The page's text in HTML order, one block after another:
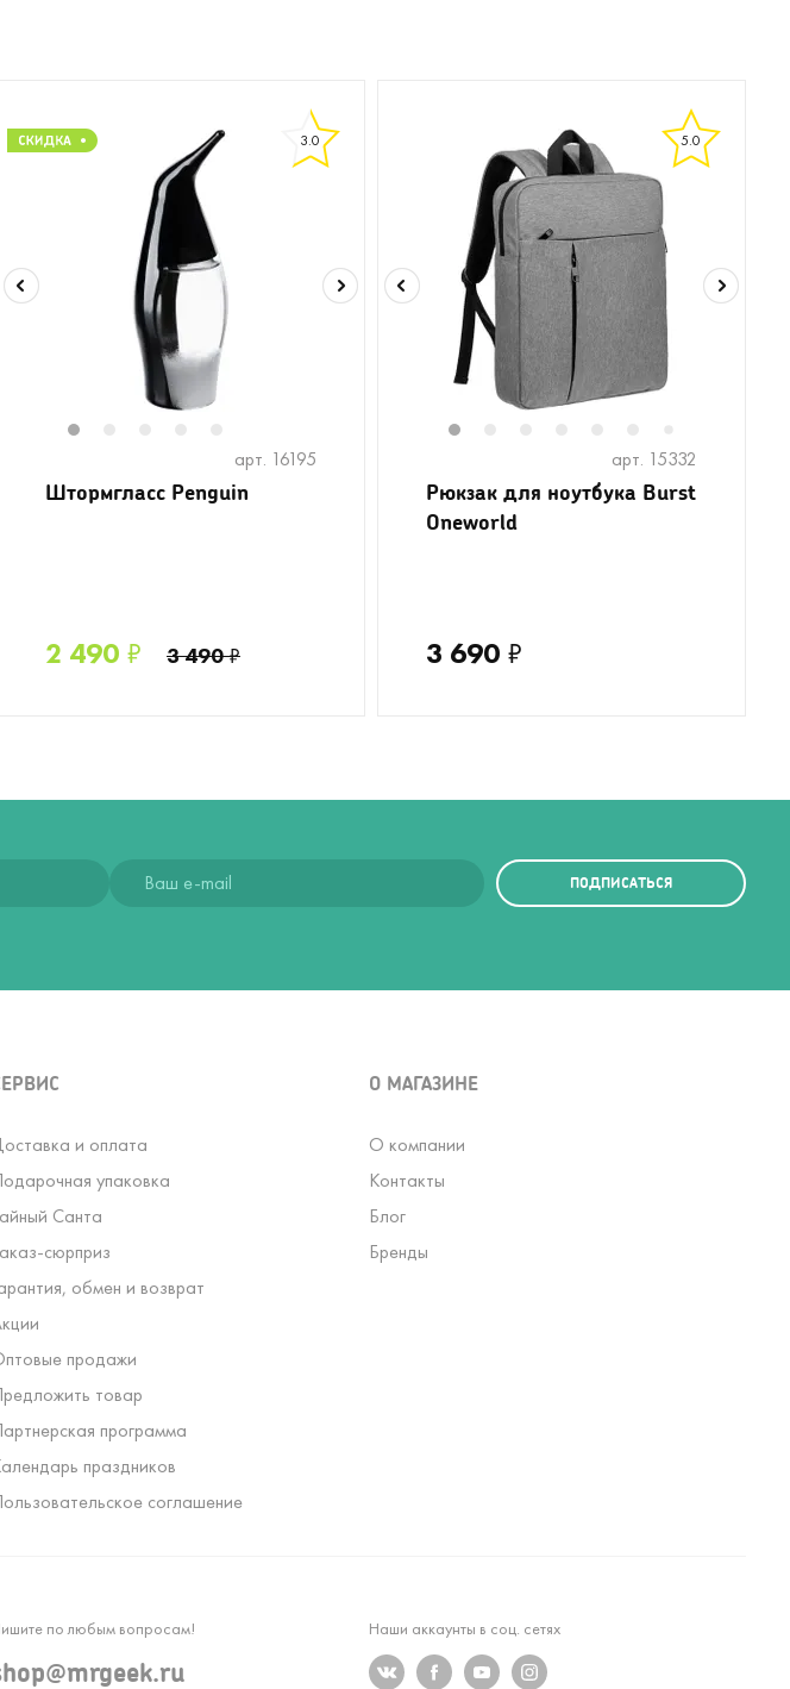
3.0
арт. 16195
Штормгласс Penguin
2 490 ₽ 3 490₽
5.0
арт. 15332
Рюкзак для ноутбука Burst
Oneworld
3 690 ₽
ПОДПИСАТЬСЯ
и оплата
упаковка
Санта
сюрприз
обмен и возврат
продажи
товар
программа
праздников
соглашение
О МАГАЗИНЕ
О компании
Контакты
Блог
Бренды
по любым вопросам! Наши аккаунты в соц. сетях